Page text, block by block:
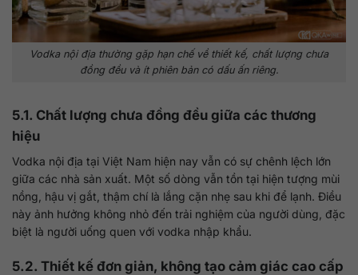
Vodka nội địa thường gặp hạn chế về thiết kế, chất lượng chưa
đồng đều và ít phiên bản có dấu ấn riêng.
5.1. Chất lượng chưa đồng đều giữa các thương
hiệu
Vodka nội địa tại Việt Nam hiện nay vẫn có sự chênh lệch lớn
giữa các nhà sản xuất. Một số dòng vẫn tồn tại hiện tượng mùi
nồng, hậu vị gắt, thậm chí là lắng cặn nhẹ sau khi để lạnh. Điều
này ảnh hưởng không nhỏ đến trải nghiệm của người dùng, đặc
biệt là người uống quen với vodka nhập khẩu.
5.2. Thiết kế đơn giản, không tạo cảm giác cao cấp